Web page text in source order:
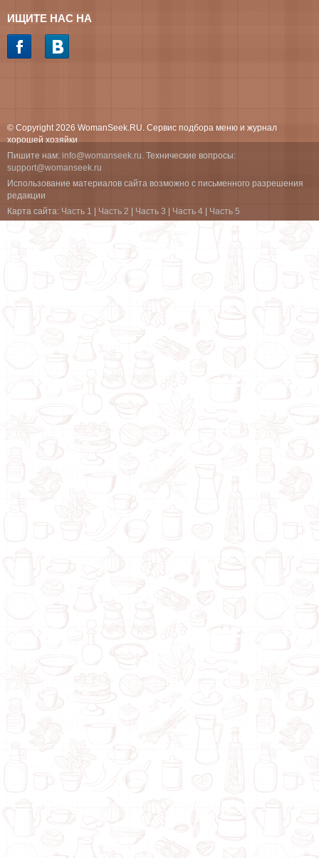
ИЩИТЕ НАС НА
© Copyright 2026 WomanSeek.RU. Сервис подбора меню и журнал
хорошей хозяйки
Пишите нам: info@womanseek.ru. Технические вопросы:
support@womanseek.ru
Использование материалов сайта возможно с письменного разрешения
редакции
Карта сайта: Часть 1 Часть 2 Часть 3 Часть 4 Часть 5